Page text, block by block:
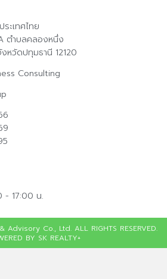
ะเทศไทย
ตำบลคลองหนึ่ง
หวัดปทุมธานี 12120
Consulting
- 17:00 น.
Co., Ltd. ALL RIGHTS RESERVED.
BY SK REALTY+